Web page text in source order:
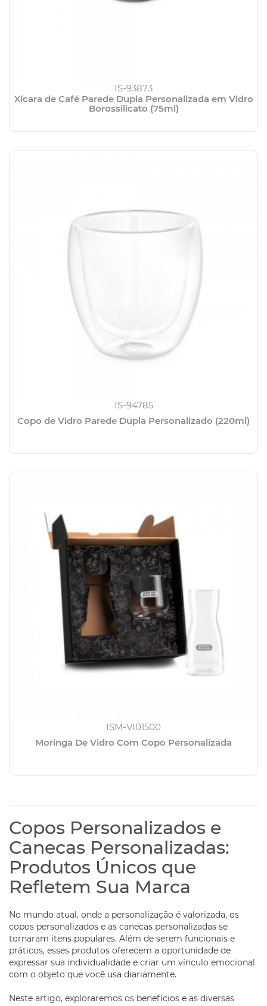
IS-93873
Xícara de Café Parede Dupla Personalizada em Vidro
Borossilicato (75ml)
IS-94785
Copo de Vidro Parede Dupla Personalizado (220ml)
ISM-VI01500
Moringa De Vidro Com Copo Personalizada
Copos Personalizados e
Canecas Personalizadas:
Produtos Únicos que
Refletem Sua Marca
No mundo atual, onde a personalização é valorizada, os
copos personalizados e as canecas personalizadas se
tornaram itens populares. Além de serem funcionais e
práticos, esses produtos oferecem a oportunidade de
expressar sua individualidade e criar um vínculo emocional
com o objeto que você usa diariamente.
Neste artigo, exploraremos os benefícios e as diversas